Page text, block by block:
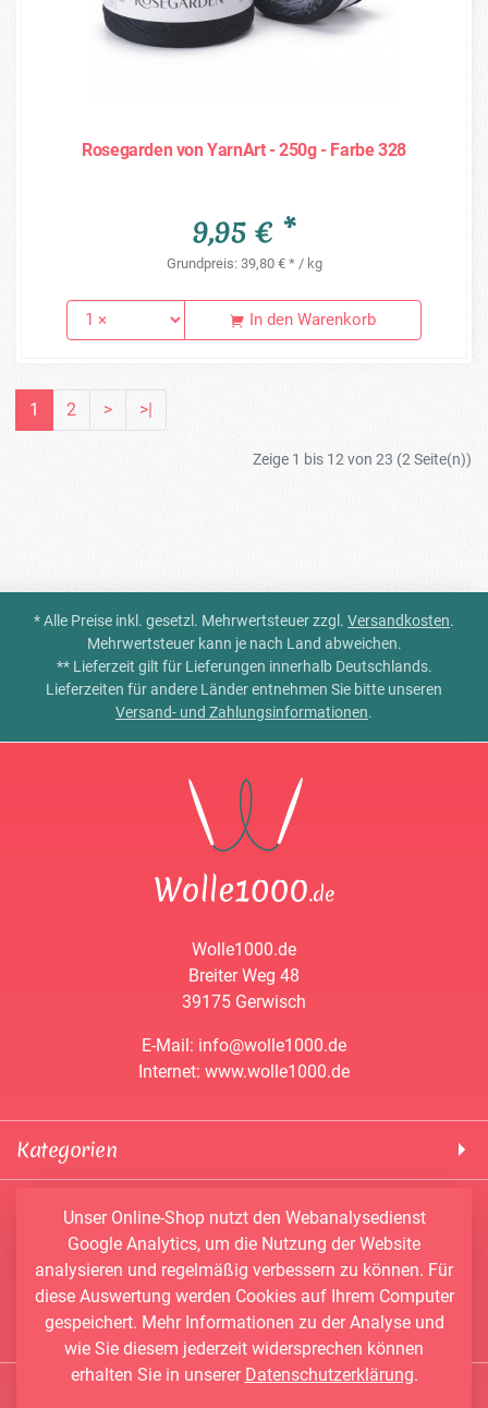
Rosegarden von YarnArt - 250g - Farbe 328
9,95 € *
Grundpreis: 39,80 € * / kg
In den Warenkorb
1 2 > >|
Zeige 1 bis 12 von 23 (2 Seite(n))
* Alle Preise inkl. gesetzl. Mehrwertsteuer zzgl. Versandkosten.
Mehrwertsteuer kann je nach Land abweichen.
** Lieferzeit gilt für Lieferungen innerhalb Deutschlands.
Lieferzeiten für andere Länder entnehmen Sie bitte unseren
Versand- und Zahlungsinformationen.
Wolle1000.de
Breiter Weg 48
39175 Gerwisch
E-Mail: info@wolle1000.de
Internet: www.wolle1000.de
Kategorien
ALIZE Yarns
Bobbel
Bobbiny
Chenille Garne
Himalaya Yarns
Konengarn
Service & Informationen
Konto
Newsletter
Kontakt
Angebote
Händler-Shop
Vertrag widerrufen
Unser Online-Shop nutzt den Webanalysedienst
Google Analytics, um die Nutzung der Website
analysieren und regelmäßig verbessern zu können. Für
diese Auswertung werden Cookies auf Ihrem Computer
gespeichert. Mehr Informationen zu der Analyse und
wie Sie diesem jederzeit widersprechen können
erhalten Sie in unserer Datenschutzerklärung.